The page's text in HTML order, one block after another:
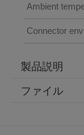
Ambient
Connector
製品説明
ファイル